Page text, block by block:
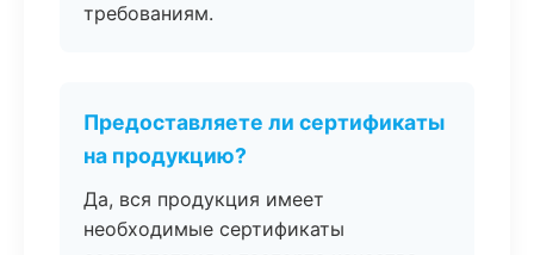
требованиям.
Предоставляете ли сертификаты
на продукцию?
Да, вся продукция имеет
необходимые сертификаты